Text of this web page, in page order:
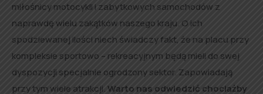
miłośnicy motocykli i zabytkowych samochodów z
naprawdę wielu zakątków naszego kraju. O ich
spodziewanej ilości niech świadczy fakt, że na placu przy
kompleksie sportowo – rekreacyjnym będą mieli do swej
dyspozycji specjalnie ogrodzony sektor. Zapowiadają
przy tym wiele atrakcji.Warto nas odwiedzić chociażby